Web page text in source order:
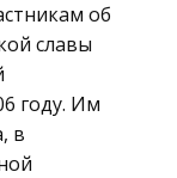
об
славы
году. Им
в